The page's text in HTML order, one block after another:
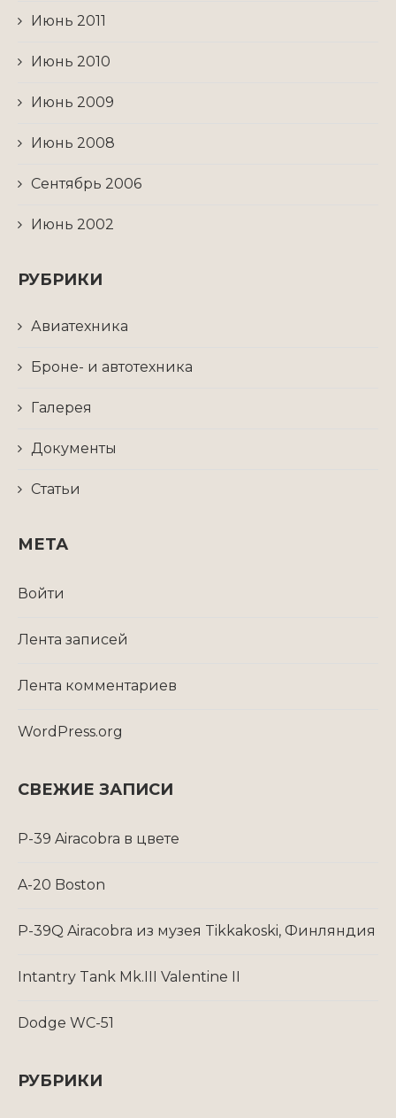
Июнь 2011
Июнь 2010
Июнь 2009
Июнь 2008
Сентябрь 2006
Июнь 2002
РУБРИКИ
Авиатехника
Броне- и автотехника
Галерея
Документы
Статьи
МЕТА
Войти
Лента записей
Лента комментариев
WordPress.org
СВЕЖИЕ ЗАПИСИ
P-39 Airacobra в цвете
A-20 Boston
P-39Q Airacobra из музея Tikkakoski, Финляндия
Intantry Tank Mk.III Valentine II
Dodge WC-51
РУБРИКИ